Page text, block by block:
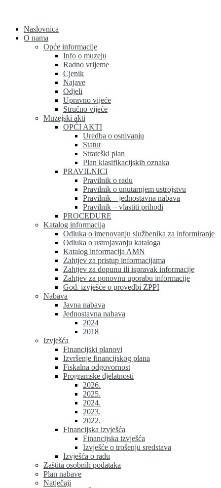
contentNaslovnica
O nama
Opće informacije
Info o muzeju
Radno vrijeme
Cjenik
Najave
Odjeli
Upravno vijeće
Stručno vijeće
Muzejski akti
OPĆI AKTI
Uredba o osnivanju
Statut
Strateški plan
Plan klasifikacijskih oznaka
PRAVILNICI
Pravilnik o radu
Pravilnik o unutarnjem ustrojstvu
Pravilnik – jednostavna nabava
Pravilnik – vlastiti prihodi
PROCEDURE
Katalog informacija
Odluka o imenovanju službenika za informiranje
Odluka o ustrojavanju kataloga
Katalog informacija AMN
Zahtjev za pristup informacijama
Zahtjev za dopunu ili ispravak informacije
Zahtjev za ponovnu uporabu informacije
God. izvješće o provedbi ZPPI
Nabava
Javna nabava
Jednostavna nabava
2024
2018
Izvješća
Financijski planovi
Izvršenje financijskog plana
Fiskalna odgovornost
Programske djelatnosti
2026.
2025.
2024.
2023.
2022.
Financijska izvješća
Financijska izvješća
Izvješće o trošenju sredstava
Izvješća o radu
Zaštita osobnih podataka
Plan nabave
Natječaji